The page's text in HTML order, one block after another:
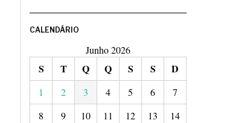
CALENDÁRIO
Junho 2026
S T Q Q S S D
1 2 3 4 5 6
7
8
9 10 11 12 13
14